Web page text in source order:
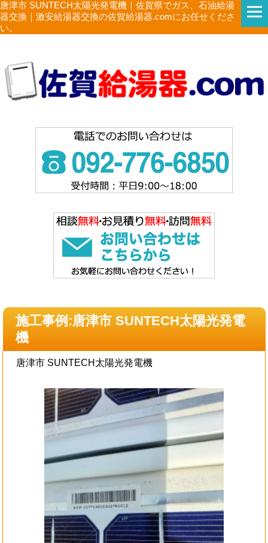
唐津市 SUNTECH太陽光発電機｜佐賀県でガス、石油給湯
器交換｜激安給湯器交換の佐賀給湯器.comにお任せくださ
い。
施工事例:唐津市 SUNTECH太陽光発電
機
唐津市 SUNTECH太陽光発電機